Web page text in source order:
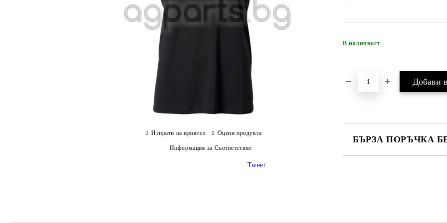
В наличност
БЪРЗА ПОРЪЧКА
Изпрати на приятел Оцени продукта
Информация за Съответствие
Tweet